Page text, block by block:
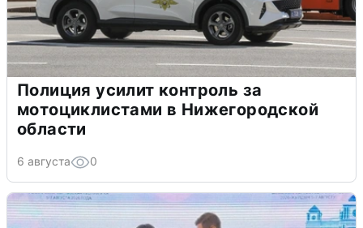
Полиция усилит контроль за
мотоциклистами в Нижегородской
области
6 августа 0